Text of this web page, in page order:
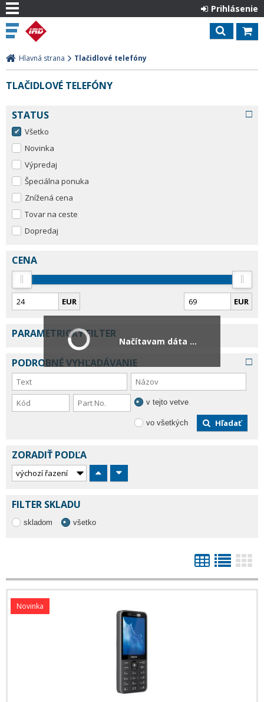
Prihlásenie
Hlavná strana Tlačidlové telefóny
TLAČIDLOVÉ TELEFÓNY
STATUS
Všetko
Novinka
Výpredaj
Špeciálna ponuka
Znížená cena
Tovar na ceste
Dopredaj
CENA
EUR EUR
PARAMETRICKÝ FILTER
PODROBNÉ VYHĽADÁVANIE
v tejto vetve
vo všetkých Hľadať
ZORADIŤ PODĽA
FILTER SKLADU
skladom všetko
Novinka
Načítavam dáta ...